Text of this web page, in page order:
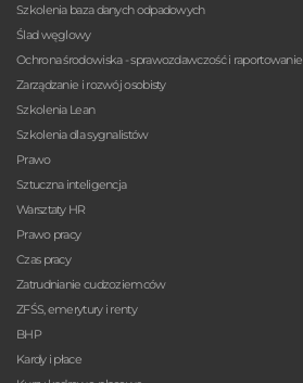
Szkolenia baza danych odpadowych
Ślad węglowy
Ochrona środowiska - sprawozdawczość i raportowanie
Zarządzanie i rozwój osobisty
Szkolenia Lean
Szkolenia dla sygnalistów
Prawo
Sztuczna inteligencja
Warsztaty HR
Prawo pracy
Czas pracy
Zatrudnianie cudzoziemców
ZFŚS, emerytury i renty
BHP
Kardy i płace